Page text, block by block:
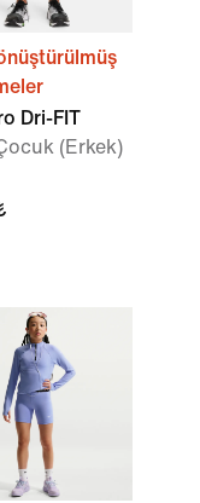
Dri-FIT
(Erkek)